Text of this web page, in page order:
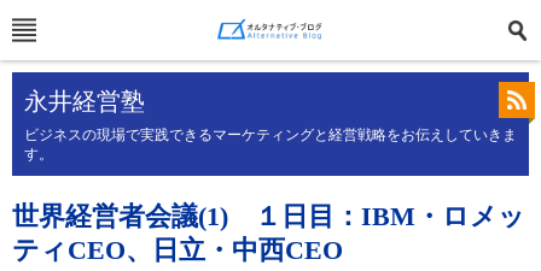
永井経営塾
ビジネスの現場で実践できるマーケティングと経営戦略をお伝えしていきま
す。
世界経営者会議(1) １日目：IBM・ロメッ
ティCEO、日立・中西CEO